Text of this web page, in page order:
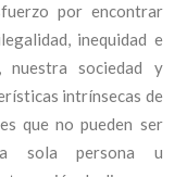
por encontrar
inequidad e
nuestra sociedad y
intrínsecas de
que no pueden ser
sola persona u